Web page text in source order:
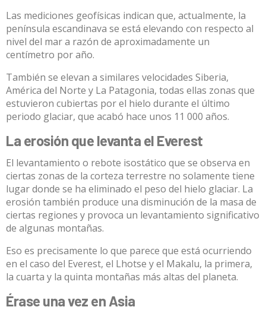
Las mediciones geofísicas indican que, actualmente, la
península escandinava se está elevando con respecto al
nivel del mar a razón de aproximadamente un
centímetro por año.
También se elevan a similares velocidades Siberia,
América del Norte y La Patagonia, todas ellas zonas que
estuvieron cubiertas por el hielo durante el último
periodo glaciar, que acabó hace unos 11 000 años.
La erosión que levanta el Everest
El levantamiento o rebote isostático que se observa en
ciertas zonas de la corteza terrestre no solamente tiene
lugar donde se ha eliminado el peso del hielo glaciar. La
erosión también produce una disminución de la masa de
ciertas regiones y provoca un levantamiento significativo
de algunas montañas.
Eso es precisamente lo que parece que está ocurriendo
en el caso del Everest, el Lhotse y el Makalu, la primera,
la cuarta y la quinta montañas más altas del planeta.
Érase una vez en Asia